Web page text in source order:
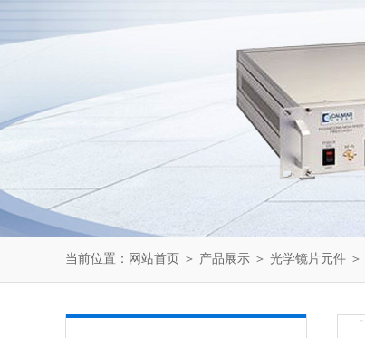
当前位置： 网站首页 ＞ 产品展示 ＞ 光学镜片元件 ＞